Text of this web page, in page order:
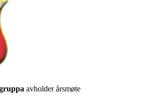
avholder årsmøte